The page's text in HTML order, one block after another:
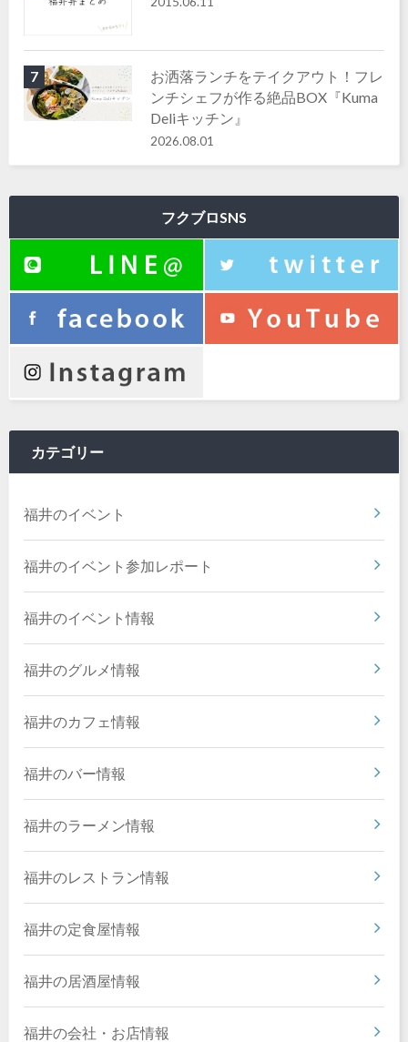
7
お洒落ランチをテイクアウト！フレ
ンチシェフが作る絶品BOX『Kuma
Deliキッチン』
2026.08.01
フクブロSNS
カテゴリー
福井のイベント
福井のイベント参加レポート
福井のイベント情報
福井のグルメ情報
福井のカフェ情報
福井のバー情報
福井のラーメン情報
福井のレストラン情報
福井の定食屋情報
福井の居酒屋情報
福井の会社・お店情報